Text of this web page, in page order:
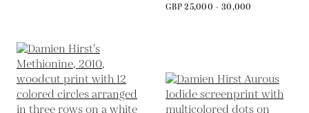
GBP 25,000 - 30,000